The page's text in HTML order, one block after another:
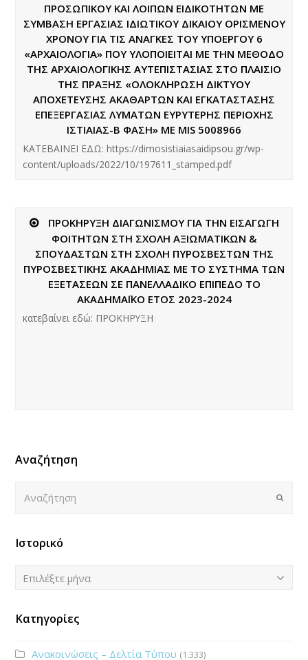
ΠΡΟΣΩΠΙΚΟΥ ΚΑΙ ΛΟΙΠΩΝ ΕΙΔΙΚΟΤΗΤΩΝ ΜΕ
ΣΥΜΒΑΣΗ ΕΡΓΑΣΙΑΣ ΙΔΙΩΤΙΚΟΥ ΔΙΚΑΙΟΥ ΟΡΙΣΜΕΝΟΥ
ΧΡΟΝΟΥ ΓΙΑ ΤΙΣ ΑΝΑΓΚΕΣ TOY ΥΠΟΕΡΓΟΥ 6
«ΑΡΧΑΙΟΛΟΓΙΑ» ΠΟΥ ΥΛΟΠΟΙΕΙΤΑΙ ΜΕ ΤΗΝ ΜΕΘΟΔΟ
ΤΗΣ ΑΡΧΑΙΟΛΟΓΙΚΗΣ ΑΥΤΕΠΙΣΤΑΣΙΑΣ ΣΤΟ ΠΛΑΙΣΙΟ
ΤΗΣ ΠΡΑΞΗΣ «ΟΛΟΚΛΗΡΩΣΗ ΔΙΚΤΥΟΥ
ΑΠΟΧΕΤΕΥΣΗΣ ΑΚΑΘΑΡΤΩΝ ΚΑΙ ΕΓΚΑΤΑΣΤΑΣΗΣ
ΕΠΕΞΕΡΓΑΣΙΑΣ ΛΥΜΑΤΩΝ ΕΥΡΥΤΕΡΗΣ ΠΕΡΙΟΧΗΣ
ΙΣΤΙΑΙΑΣ-Β ΦΑΣΗ» ΜΕ MIS 5008966
ΚΑΤΕΒΑΙΝΕΙ ΕΔΩ: https://dimosistiaiasaidipsou.gr/wp-
content/uploads/2022/10/197611_stamped.pdf
ΠΡΟΚΗΡΥΞΗ ΔΙΑΓΩΝΙΣΜΟΥ ΓΙΑ ΤΗΝ ΕΙΣΑΓΩΓΗ
ΦΟΙΤΗΤΩΝ ΣΤΗ ΣΧΟΛΗ ΑΞΙΩΜΑΤΙΚΩΝ &
ΣΠΟΥΔΑΣΤΩΝ ΣΤΗ ΣΧΟΛΗ ΠΥΡΟΣΒΕΣΤΩΝ ΤΗΣ
ΠΥΡΟΣΒΕΣΤΙΚΗΣ ΑΚΑΔΗΜΙΑΣ ΜΕ ΤΟ ΣΥΣΤΗΜΑ ΤΩΝ
ΕΞΕΤΑΣΕΩΝ ΣΕ ΠΑΝΕΛΛΑΔΙΚΟ ΕΠΙΠΕΔΟ ΤΟ
ΑΚΑΔΗΜΑΪΚΟ ΕΤΟΣ 2023-2024
κατεβαίνει εδώ: ΠΡΟΚΗΡΥΞΗ
Αναζήτηση
Submit
Ιστορικό
Ιστορικό
Επιλέξτε μήνα
Κατηγορίες
Ανακοινώσεις – Δελτία Τύπου (1.333)